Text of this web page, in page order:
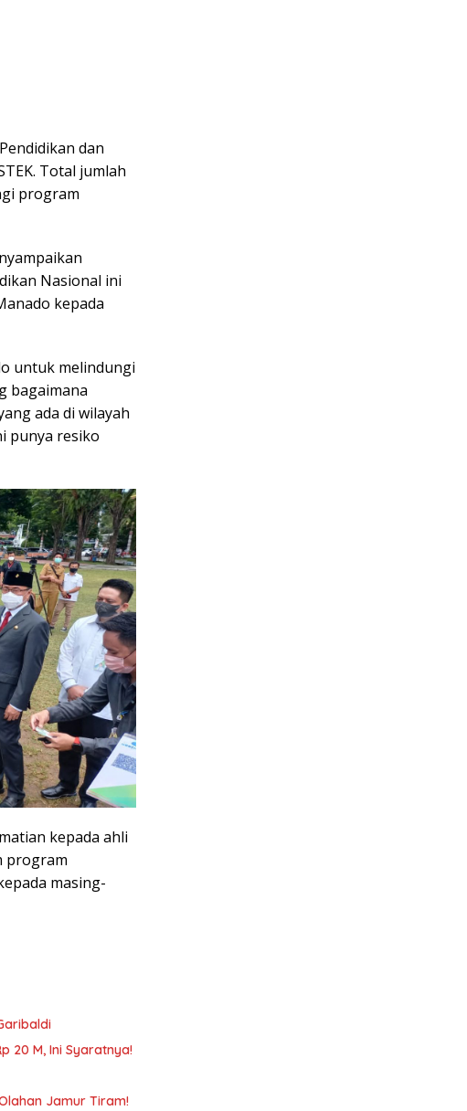
dan
Total jumlah
program
Nasional ini
kepada
untuk melindungi
bagaimana
ada di wilayah
punya resiko
kepada ahli
program
masing-
20 M, Ini Syaratnya!
Jamur Tiram!